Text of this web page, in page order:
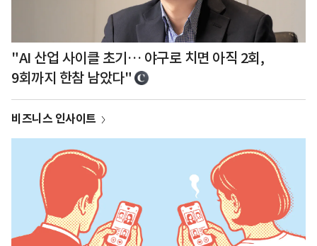
"AI 산업 사이클 초기… 야구로 치면 아직 2회,
9회까지 한참 남았다"
비즈니스 인사이트